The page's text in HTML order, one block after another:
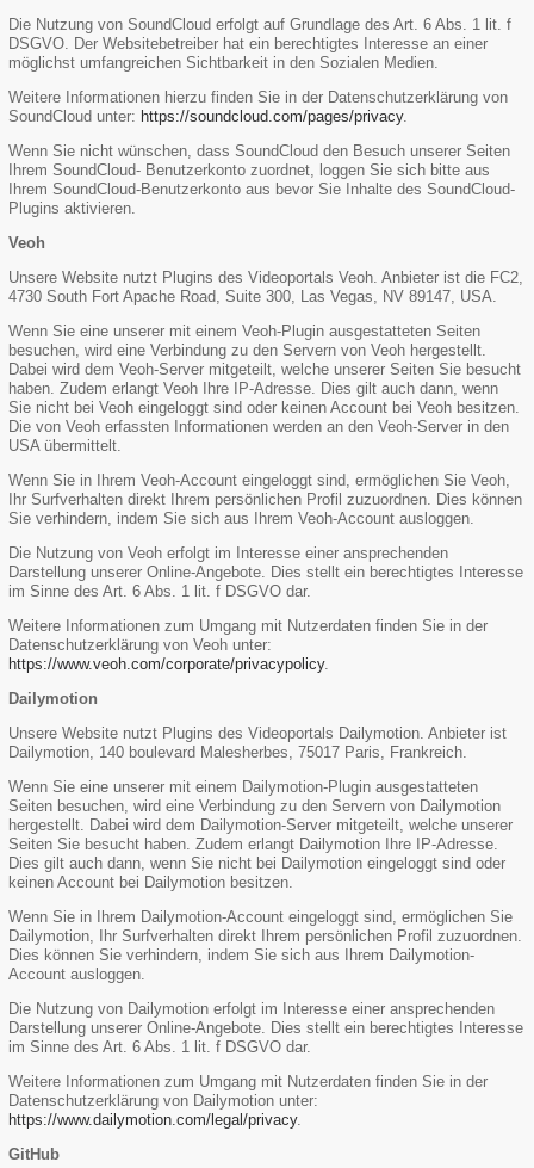
Die Nutzung von SoundCloud erfolgt auf Grundlage des Art. 6 Abs. 1 lit. f
DSGVO. Der Websitebetreiber hat ein berechtigtes Interesse an einer
möglichst umfangreichen Sichtbarkeit in den Sozialen Medien.
Weitere Informationen hierzu finden Sie in der Datenschutzerklärung von
SoundCloud unter: https://soundcloud.com/pages/privacy.
Wenn Sie nicht wünschen, dass SoundCloud den Besuch unserer Seiten
Ihrem SoundCloud- Benutzerkonto zuordnet, loggen Sie sich bitte aus
Ihrem SoundCloud-Benutzerkonto aus bevor Sie Inhalte des SoundCloud-
Plugins aktivieren.
Veoh
Unsere Website nutzt Plugins des Videoportals Veoh. Anbieter ist die FC2,
4730 South Fort Apache Road, Suite 300, Las Vegas, NV 89147, USA.
Wenn Sie eine unserer mit einem Veoh-Plugin ausgestatteten Seiten
besuchen, wird eine Verbindung zu den Servern von Veoh hergestellt.
Dabei wird dem Veoh-Server mitgeteilt, welche unserer Seiten Sie besucht
haben. Zudem erlangt Veoh Ihre IP-Adresse. Dies gilt auch dann, wenn
Sie nicht bei Veoh eingeloggt sind oder keinen Account bei Veoh besitzen.
Die von Veoh erfassten Informationen werden an den Veoh-Server in den
USA übermittelt.
Wenn Sie in Ihrem Veoh-Account eingeloggt sind, ermöglichen Sie Veoh,
Ihr Surfverhalten direkt Ihrem persönlichen Profil zuzuordnen. Dies können
Sie verhindern, indem Sie sich aus Ihrem Veoh-Account ausloggen.
Die Nutzung von Veoh erfolgt im Interesse einer ansprechenden
Darstellung unserer Online-Angebote. Dies stellt ein berechtigtes Interesse
im Sinne des Art. 6 Abs. 1 lit. f DSGVO dar.
Weitere Informationen zum Umgang mit Nutzerdaten finden Sie in der
Datenschutzerklärung von Veoh unter:
https://www.veoh.com/corporate/privacypolicy.
Dailymotion
Unsere Website nutzt Plugins des Videoportals Dailymotion. Anbieter ist
Dailymotion, 140 boulevard Malesherbes, 75017 Paris, Frankreich.
Wenn Sie eine unserer mit einem Dailymotion-Plugin ausgestatteten
Seiten besuchen, wird eine Verbindung zu den Servern von Dailymotion
hergestellt. Dabei wird dem Dailymotion-Server mitgeteilt, welche unserer
Seiten Sie besucht haben. Zudem erlangt Dailymotion Ihre IP-Adresse.
Dies gilt auch dann, wenn Sie nicht bei Dailymotion eingeloggt sind oder
keinen Account bei Dailymotion besitzen.
Wenn Sie in Ihrem Dailymotion-Account eingeloggt sind, ermöglichen Sie
Dailymotion, Ihr Surfverhalten direkt Ihrem persönlichen Profil zuzuordnen.
Dies können Sie verhindern, indem Sie sich aus Ihrem Dailymotion-
Account ausloggen.
Die Nutzung von Dailymotion erfolgt im Interesse einer ansprechenden
Darstellung unserer Online-Angebote. Dies stellt ein berechtigtes Interesse
im Sinne des Art. 6 Abs. 1 lit. f DSGVO dar.
Weitere Informationen zum Umgang mit Nutzerdaten finden Sie in der
Datenschutzerklärung von Dailymotion unter:
https://www.dailymotion.com/legal/privacy.
GitHub